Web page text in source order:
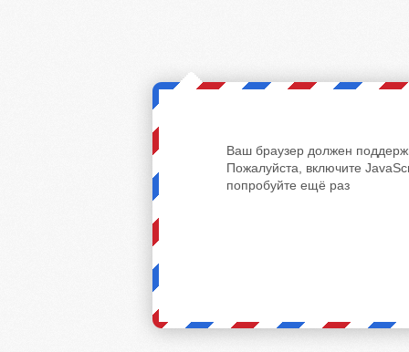
Ваш браузер должен
Пожалуйста, включите
попробуйте ещё раз